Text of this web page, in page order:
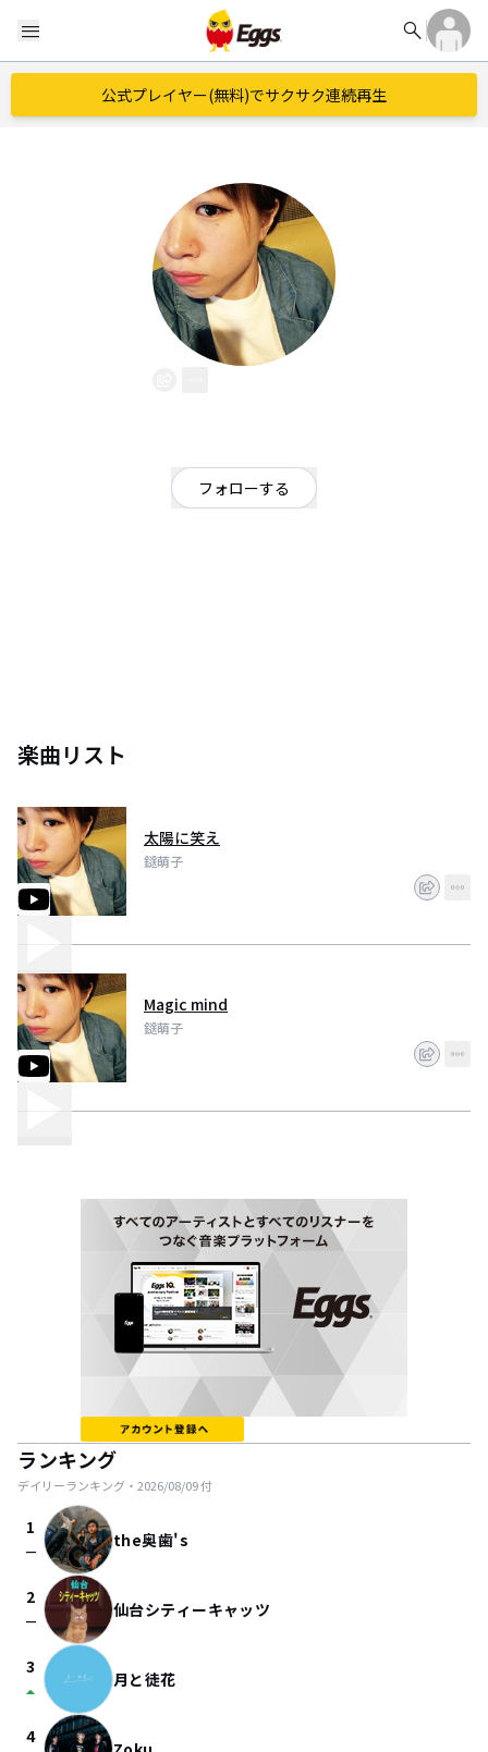
menu search
公式プレイヤー(無料)でサクサク連続再生
フォローする
楽曲リスト
太陽に笑え
鎹萌子
Magic mind
鎹萌子
ランキング
デイリーランキング・ 2026/08/09付
1
check_indeterminate_small the奥歯's
2
check_indeterminate_small 仙台シティーキャッツ
3
arrow_drop_up 月と徒花
4